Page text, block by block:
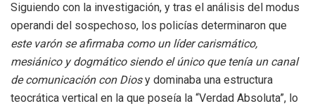
Siguiendo con la investigación, y tras el análisis del modus
operandi del sospechoso, los policías determinaron que
este varón se afirmaba como un líder carismático,
mesiánico y dogmático siendo el único que tenía un canal
de comunicación con Diosy dominaba una estructura
teocrática vertical en la que poseía la “Verdad Absoluta”, lo